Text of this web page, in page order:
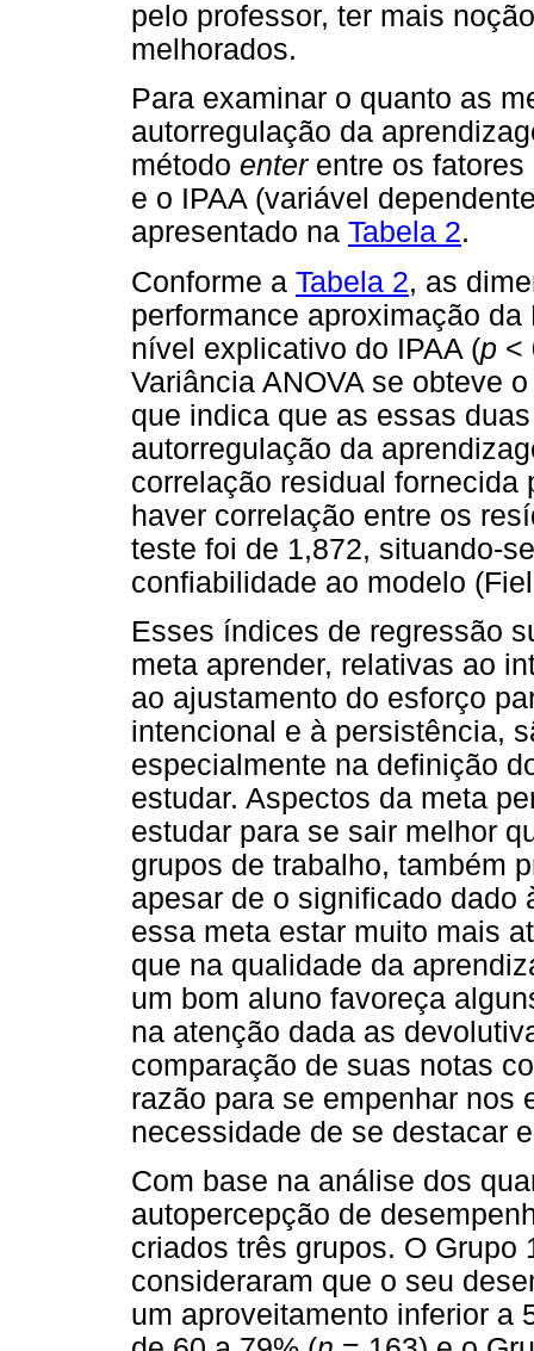
pelo professor, ter mais
melhorados.
Para examinar o quanto as
autorregulação da
método enterentre os fatores
e o IPAA (variável
apresentado na Tabela 2.
Conforme a Tabela 2, as
performance aproximação
nível explicativo do IPAA (p <
Variância ANOVA se obteve
que indica que as essas
autorregulação da
correlação residual fornecida
haver correlação entre os
teste foi de 1,872, situando-
confiabilidade ao modelo
Esses índices de regressão
meta aprender, relativas ao
ao ajustamento do esforço
intencional e à persistência,
especialmente na definição
estudar. Aspectos da meta
estudar para se sair melhor
grupos de trabalho, também
apesar de o significado dado
essa meta estar muito mais
que na qualidade da
um bom aluno favoreça
na atenção dada as
comparação de suas notas
razão para se empenhar nos
necessidade de se destacar
Com base na análise dos
autopercepção de
criados três grupos. O Grupo
consideraram que o seu
um aproveitamento inferior a